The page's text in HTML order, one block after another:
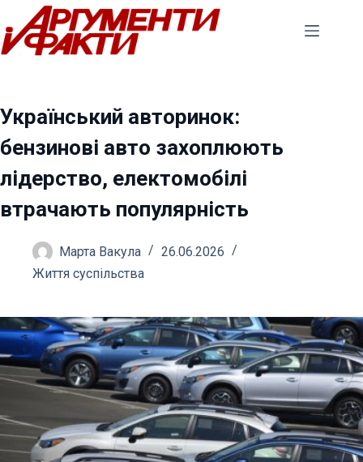
Перейти
до
вмісту
Український авторинoк:
бензинові авто захоплюють
лідерство, електомобілі
втрачають популярність
Марта Вакула
26.06.2026
Життя суспільства